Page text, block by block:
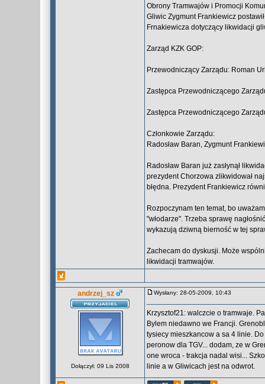
Obrony Tramwajów i Promocji
Gliwic Zygmunt Frankiewicz
Frnakiewicza dotyczący likwidacji
Zarząd KZK GOP:
Przewodniczący Zarządu: Roman
Zastępca Przewodniczącego
Zastępca Przewodniczącego
Członkowie Zarządu:
Radosław Baran, Zygmunt
Radosław Baran już zasłynął
prezydent Chorzowa zlikwidował
błędna. Prezydent Frankiewicz
Rozpoczynam ten temat, bo
"włodarze". Trzeba sprawę
wykazują dziwną bierność w tej
Zachecam do dyskusji. Może
likwidacji tramwajów.
andrzej_sz
Dołączył: 09 Lis 2008
Wysłany: 28-05-2009, 10:43
Krzysztof21: walczcie o tramwaje.
Bylem niedawno we Francji.
tysiecy mieszkancow a sa 4 linie.
peronow dla TGV... dodam, ze w
one wroca - trakcja nadal wisi...
linie a w Gliwicach jest na odwrot.